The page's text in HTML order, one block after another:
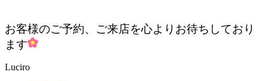
お客様のご予約、ご来店を心よりお待ちしており
ます
Luciro